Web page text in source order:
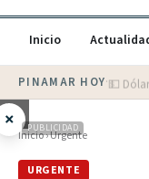
Inicio
PINAMAR HOY·💵
× PUBLICIDAD
Inicio›Urgente
URGENTE